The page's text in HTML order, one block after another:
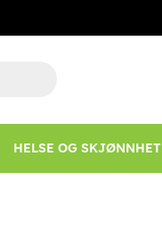
HELSE OG SKJØNNHET